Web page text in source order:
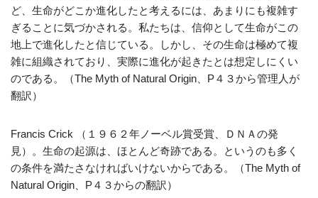
ど、生命がどこか進化したと考えるには、あまりにも複雑す
ぎることに気づかされる。私たちは、信仰として生命がこの
地上で進化したと信じている。しかし、その生命は極めて複
雑に組織されており、実際に進化が起きたとは想定しにくい
のである。（The Myth of Natural Origin、P４３から管理人が
翻訳）
Francis Crick （１９６２年ノーベル賞受賞、ＤＮＡの発
見）。生命の起源は、ほとんど奇跡である。というのも多く
の条件を満たさなければいけないからである。（The Myth of
Natural Origin、P４３からの翻訳）